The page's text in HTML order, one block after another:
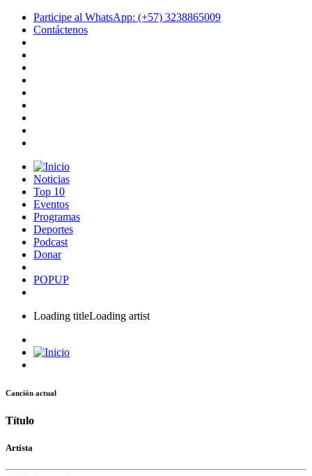
Participe al WhatsApp: (+57) 3238865009
Contáctenos
Noticias
Top 10
Eventos
Programas
Deportes
Podcast
Donar
POPUP
Loading titleLoading artist
Canción actual
Título
Artista